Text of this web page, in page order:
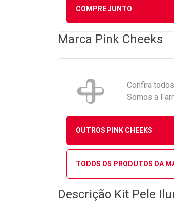
COMPRE JUNTO
Marca Pink Cheeks
Confira
Somos a
OUTROS PINK CHEEKS
TODOS OS PRODUTOS DA
Descrição Kit Pele